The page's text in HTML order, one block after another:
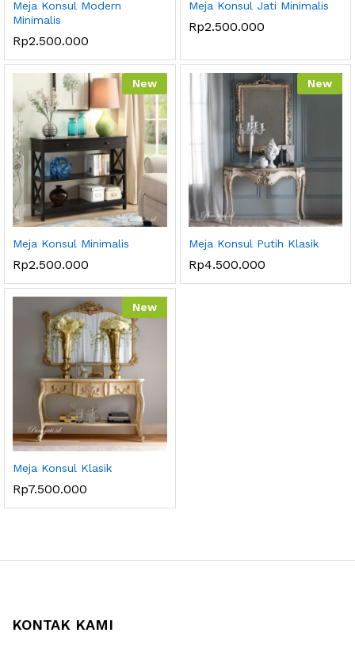
Meja Konsul Modern
Minimalis
Rp2.500.000
Meja Konsul Jati Minimalis
Rp2.500.000
New
Meja Konsul Minimalis
Rp2.500.000
New
Meja Konsul Putih Klasik
Rp4.500.000
New
Meja Konsul Klasik
Rp7.500.000
KONTAK KAMI